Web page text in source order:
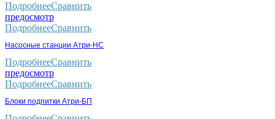
ПодробнееСравнить
предосмотр
ПодробнееСравнить
Насосные станции Атри-НС
ПодробнееСравнить
предосмотр
ПодробнееСравнить
Блоки подпитки Атри-БП